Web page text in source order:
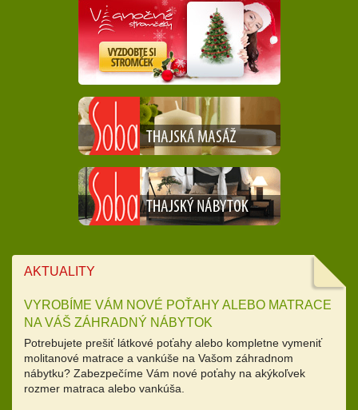
AKTUALITY
VYROBÍME VÁM NOVÉ POŤAHY ALEBO MATRACE
NA VÁŠ ZÁHRADNÝ NÁBYTOK
Potrebujete prešiť látkové poťahy alebo kompletne vymeniť
molitanové matrace a vankúše na Vašom záhradnom
nábytku? Zabezpečíme Vám nové poťahy na akýkoľvek
rozmer matraca alebo vankúša.